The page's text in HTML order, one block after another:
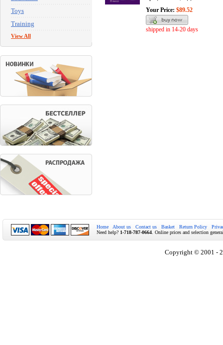
Toys
Training
View All
Your Price: $89.52
shipped in 14-20 days
Home About us Contact us Basket Return Policy
Need help? 1-718-787-0664 . Online prices and selection
Copyright © 2001 -